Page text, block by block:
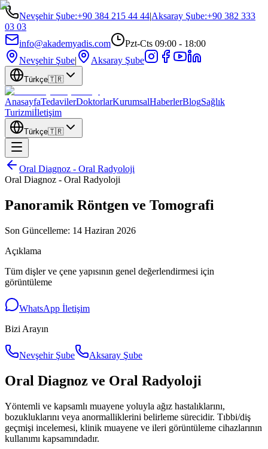
Nevşehir Şube:+90 384 215 44 44|Aksaray Şube:+90 382 333
03 03
info@akademyadis.com
Pzt-Cts 09:00 - 18:00
Nevşehir Şube| Aksaray Şube
Türkçe🇹🇷
AnasayfaTedavilerDoktorlarKurumsalHaberlerBlogSağlık
Turizmiİletişim
Türkçe🇹🇷
Oral Diagnoz - Oral Radyoloji
Oral Diagnoz - Oral Radyoloji
Panoramik Röntgen ve Tomografi
Son Güncelleme: 14 Haziran 2026
Açıklama
Tüm dişler ve çene yapısının genel değerlendirmesi için
görüntüleme
WhatsApp İletişim
Bizi Arayın
Nevşehir Şube Aksaray Şube
Oral Diagnoz ve Oral Radyoloji
Yöntemli ve kapsamlı muayene yoluyla ağız hastalıklarını,
bozukluklarını veya anormalliklerini belirleme sürecidir. Tıbbi/diş
geçmişi incelemesi, klinik muayene ve ileri görüntüleme cihazlarının
kullanımı kapsamındadır.